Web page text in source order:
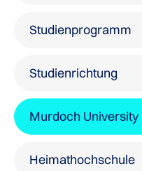
Studienprogramm
Studienrichtung
Murdoch University
Heimathochschule